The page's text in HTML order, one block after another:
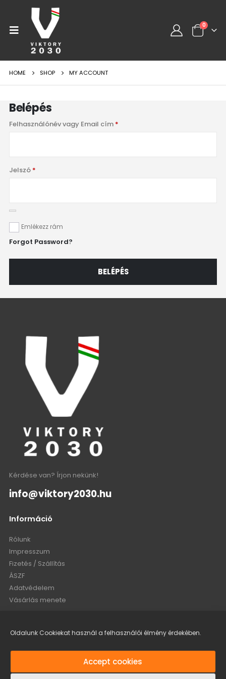
Oldalunk Cookiekat használ a felhasználói élmény érdekében.
Accept cookies
0
HOME SHOP MY ACCOUNT
Belépés
Felhasználónév vagy Email cím *
Jelszó *
Emlékezz rám
Forgot Password?
BELÉPÉS
Kérdése van? Írjon nekünk!
info@viktory2030.hu
Információ
Rólunk
Impresszum
Fizetés / Szállítás
ÁSZF
Adatvédelem
Vásárlás menete
Bejelentkezés